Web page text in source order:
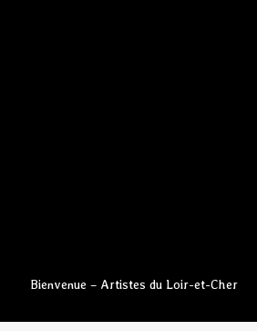
Aller
contenu
Bienvenue – Artistes du Loir-et-Cher